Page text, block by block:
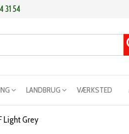
31 54
LANDBRUG VÆRKSTED
Light Grey